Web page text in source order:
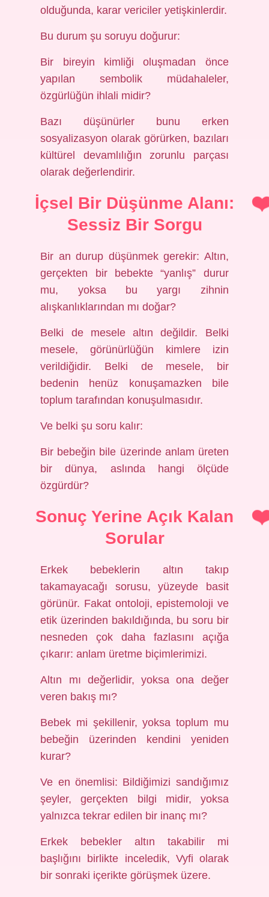
olduğunda, karar vericiler yetişkinlerdir.
Bu durum şu soruyu doğurur:
Bir bireyin kimliği oluşmadan önce
yapılan sembolik müdahaleler,
özgürlüğün ihlali midir?
Bazı düşünürler bunu erken
sosyalizasyon olarak görürken, bazıları
kültürel devamlılığın zorunlu parçası
olarak değerlendirir.
İçsel Bir Düşünme Alanı:
Sessiz Bir Sorgu
Bir an durup düşünmek gerekir: Altın,
gerçekten bir bebekte “yanlış” durur
mu, yoksa bu yargı zihnin
alışkanlıklarından mı doğar?
Belki de mesele altın değildir. Belki
mesele, görünürlüğün kimlere izin
verildiğidir. Belki de mesele, bir
bedenin henüz konuşamazken bile
toplum tarafından konuşulmasıdır.
Ve belki şu soru kalır:
Bir bebeğin bile üzerinde anlam üreten
bir dünya, aslında hangi ölçüde
özgürdür?
Sonuç Yerine Açık Kalan
Sorular
Erkek bebeklerin altın takıp
takamayacağı sorusu, yüzeyde basit
görünür. Fakat ontoloji, epistemoloji ve
etik üzerinden bakıldığında, bu soru bir
nesneden çok daha fazlasını açığa
çıkarır: anlam üretme biçimlerimizi.
Altın mı değerlidir, yoksa ona değer
veren bakış mı?
Bebek mi şekillenir, yoksa toplum mu
bebeğin üzerinden kendini yeniden
kurar?
Ve en önemlisi: Bildiğimizi sandığımız
şeyler, gerçekten bilgi midir, yoksa
yalnızca tekrar edilen bir inanç mı?
Erkek bebekler altın takabilir mi
başlığını birlikte inceledik, Vyfi olarak
bir sonraki içerikte görüşmek üzere.